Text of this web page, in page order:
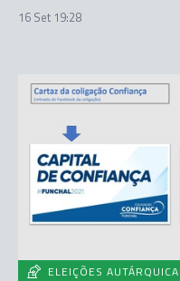
16 Set 19:28
ELEIÇÕES